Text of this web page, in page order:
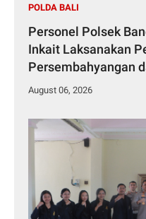
POLDA BALI
Personel Polsek
Inkait Laksanakan
Persembahyangan dalam Rangka HUT RI ke-
81 Tahun 2026
August 06, 2026